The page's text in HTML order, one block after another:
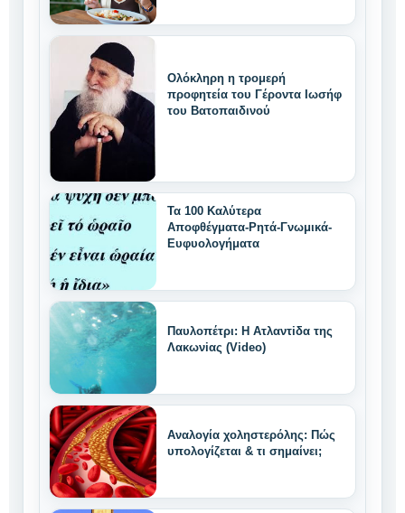
Ολόκληρη η τρομερή
προφητεία του Γέροντα Ιωσήφ
του Βατοπαιδινού
Τα 100 Καλύτερα
Αποφθέγματα-Ρητά-Γνωμικά-
Ευφυολογήματα
Παυλοπέτρι: Η Ατλαντiδα της
Λακωνiας (Video)
Αναλογία χοληστερόλης: Πώς
υπολογίζεται & τι σημαίνει;